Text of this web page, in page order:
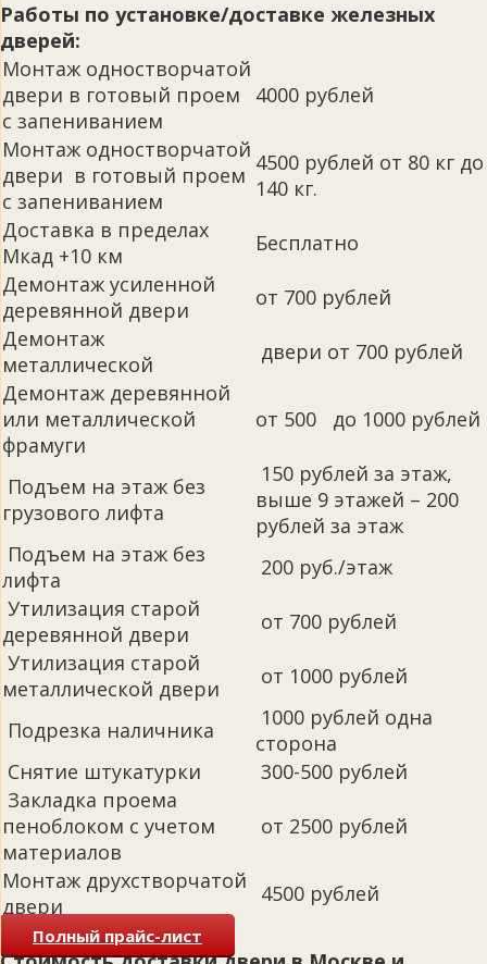
Работы по установке/доставке железных
дверей:
Монтаж одностворчатой
двери в готовый проем
с запениванием
4000 рублей
Монтаж одностворчатой
двери в готовый проем
с запениванием
4500 рублей от 80 кг до
140 кг.
Доставка в пределах
Мкад +10 км
Бесплатно
Демонтаж усиленной
деревянной двери
от 700 рублей
Демонтаж
металлической
двери от 700 рублей
Демонтаж деревянной
или металлической
фрамуги
от 500 до 1000 рублей
Подъем на этаж без
грузового лифта
150 рублей за этаж,
выше 9 этажей – 200
рублей за этаж
Подъем на этаж без
лифта
200 руб./этаж
Утилизация старой
деревянной двери
от 700 рублей
Утилизация старой
металлической двери
от 1000 рублей
Подрезка наличника
1000 рублей одна
сторона
Снятие штукатурки
300-500 рублей
Закладка проема
пеноблоком с учетом
материалов
от 2500 рублей
Монтаж друхстворчатой
двери
4500 рублей
Полный прайс-лист